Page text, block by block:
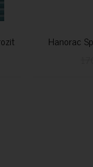
vindecăHanorac